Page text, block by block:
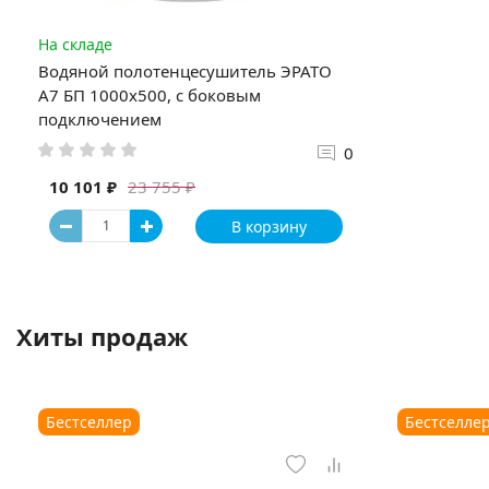
На складе
Водяной полотенцесушитель ЭРАТО
А7 БП 1000x500, с боковым
подключением
0
23 755 ₽
10 101 ₽
В корзину
Хиты продаж
Бестселлер Бестселлер